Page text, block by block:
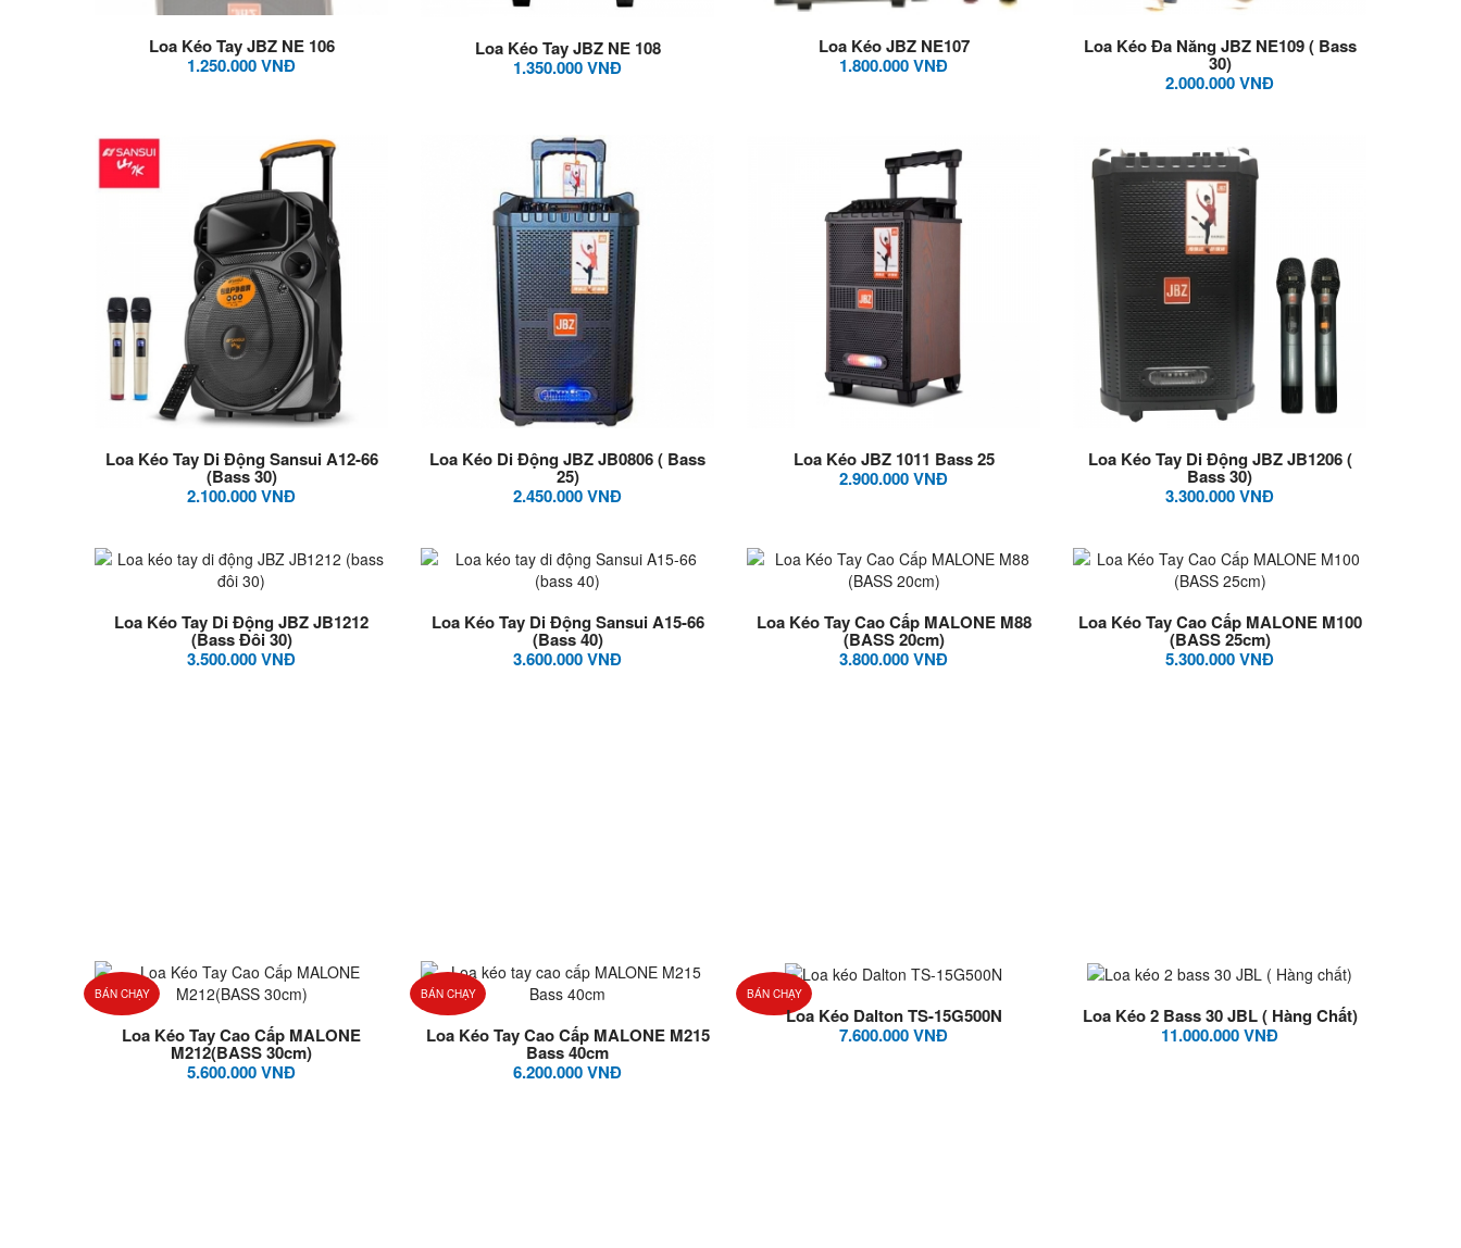
Loa Kéo Tay JBZ NE 106
1.250.000 VNĐ
Loa Kéo Tay JBZ NE 108
1.350.000 VNĐ
Loa Kéo JBZ NE107
1.800.000 VNĐ
Loa Kéo Đa Năng JBZ NE109 ( Bass
30)
2.000.000 VNĐ
Loa Kéo Tay Di Động Sansui A12-66
(Bass 30)
2.100.000 VNĐ
Loa Kéo Di Động JBZ JB0806 ( Bass
25)
2.450.000 VNĐ
Loa Kéo JBZ 1011 Bass 25
2.900.000 VNĐ
Loa Kéo Tay Di Động JBZ JB1206 (
Bass 30)
3.300.000 VNĐ
Loa Kéo Tay Di Động JBZ JB1212
(bass Đôi 30)
3.500.000 VNĐ
Loa Kéo Tay Di Động Sansui A15-66
(bass 40)
3.600.000 VNĐ
Loa Kéo Tay Cao Cấp MALONE M88
(BASS 20cm)
3.800.000 VNĐ
Loa Kéo Tay Cao Cấp MALONE M100
(BASS 25cm)
5.300.000 VNĐ
BÁN CHẠY
Loa Kéo Tay Cao Cấp MALONE
M212(BASS 30cm)
5.600.000 VNĐ
BÁN CHẠY
Loa Kéo Tay Cao Cấp MALONE M215
Bass 40cm
6.200.000 VNĐ
BÁN CHẠY
Loa Kéo Dalton TS-15G500N
7.600.000 VNĐ
Loa Kéo 2 Bass 30 JBL ( Hàng Chất)
11.000.000 VNĐ